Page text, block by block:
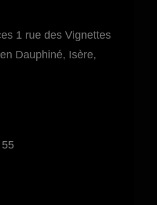
1 rue des Vignettes
Dauphiné, Isère,